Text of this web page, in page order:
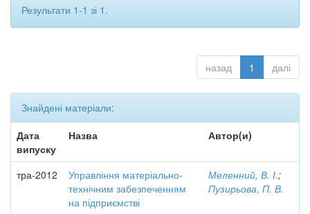
Результати 1-1 зі 1.
назад 1 далі
Знайдені матеріали:
Дата
випуску
Назва Автор(и)
тра-2012
Управління матеріально-
технічним забезпеченням
на підприємстві
Меленний, В. І.;
Пузирьова, П. В.